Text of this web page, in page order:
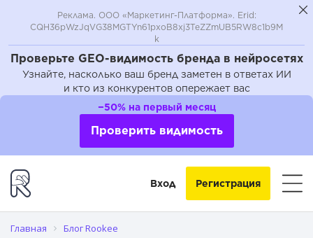
Проверьте GEO-видимость бренда в нейросетях
Узнайте, насколько ваш бренд заметен в ответах ИИ
и кто из конкурентов опережает вас
Реклама. ООО «Маркетинг-Платформа». Erid:
CQH36pWzJqVG38MGTYn61pxoB8xj3TeZZmUB5RW8c1b9M
k
−50% на первый месяц
Проверить видимость
Вход Регистрация
Главная
Блог Rookee